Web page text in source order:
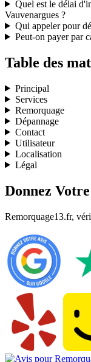
Quel est le délai
Vauvenargues ?
Qui appeler pour
Peut-on payer par
Table des
Principal
Services
Remorquage
Dépannage
Contact
Utilisateur
Localisation
Légal
Donnez
Remorquage13.fr,